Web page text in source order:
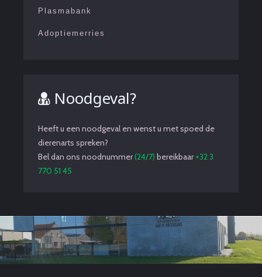
Plasmabank
Adoptiemerries
Noodgeval?
Heeft u een noodgeval en wenst u met spoed de
dierenarts spreken?
Bel dan ons noodnummer(24/7) bereikbaar+32 3
770 51 45